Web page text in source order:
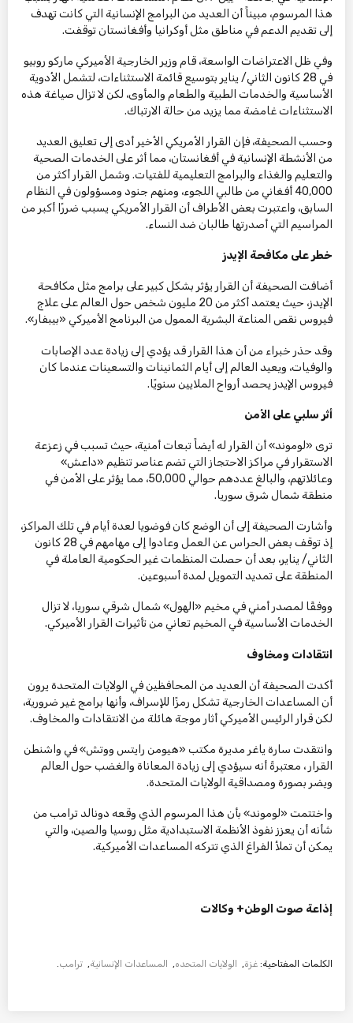
هذا المرسوم، مبيناً أن العديد من البرامج الإنسانية التي كانت تهدف
إلى تقديم الدعم في مناطق مثل أوكرانيا وأفغانستان توقفت.
وفي ظل الاعتراضات الواسعة، قام وزير الخارجية الأميركي ماركو روبيو
في 28 كانون الثاني/ يناير بتوسيع قائمة الاستثناءات، لتشمل الأدوية
الأساسية والخدمات الطبية والطعام والمأوى، لكن لا تزال صياغة هذه
الاستثناءات غامضة مما يزيد من حالة الارتباك.
وحسب الصحيفة، فإن القرار الأمريكي الأخير أدى إلى تعليق العديد
من الأنشطة الإنسانية في أفغانستان، مما أثر على الخدمات الصحية
والتعليم والغذاء والبرامج التعليمية للفتيات. وشمل القرار أكثر من
40,000 أفغاني من طالبي اللجوء، ومنهم جنود ومسؤولون في النظام
السابق، واعتبرت بعض الأطراف أن القرار الأمريكي يسبب ضررًا أكبر من
المراسيم التي أصدرتها طالبان ضد النساء.
خطر على مكافحة الإيدز
أضافت الصحيفة أن القرار يؤثر بشكل كبير على برامج مثل مكافحة
الإيدز، حيث يعتمد أكثر من 20 مليون شخص حول العالم على علاج
فيروس نقص المناعة البشرية الممول من البرنامج الأميركي «بيبفار».
وقد حذر خبراء من أن هذا القرار قد يؤدي إلى زيادة عدد الإصابات
والوفيات، ويعيد العالم إلى أيام الثمانينات والتسعينات عندما كان
فيروس الإيدز يحصد أرواح الملايين سنويًا.
أثر سلبي على الأمن
ترى «لوموند» أن القرار له أيضاً تبعات أمنية، حيث تسبب في زعزعة
الاستقرار في مراكز الاحتجاز التي تضم عناصر تنظيم «داعش»
وعائلاتهم، والبالغ عددهم حوالي 50,000، مما يؤثر على الأمن في
منطقة شمال شرق سوريا.
وأشارت الصحيفة إلى أن الوضع كان فوضويا لعدة أيام في تلك المراكز،
إذ توقف بعض الحراس عن العمل وعادوا إلى مهامهم في 28 كانون
الثاني/ يناير، بعد أن حصلت المنظمات غير الحكومية العاملة في
المنطقة على تمديد التمويل لمدة أسبوعين.
ووفقًا لمصدر أمني في مخيم «الهول» شمال شرقي سوريا، لا تزال
الخدمات الأساسية في المخيم تعاني من تأثيرات القرار الأميركي.
انتقادات ومخاوف
أكدت الصحيفة أن العديد من المحافظين في الولايات المتحدة يرون
أن المساعدات الخارجية تشكل رمزًا للإسراف، وأنها برامج غير ضرورية،
لكن قرار الرئيس الأميركي أثار موجة هائلة من الانتقادات والمخاوف.
وانتقدت سارة ياغر مديرة مكتب «هيومن رايتس ووتش» في واشنطن
القرار ، معتبرةً أنه سيؤدي إلى زيادة المعاناة والغضب حول العالم
ويضر بصورة ومصداقية الولايات المتحدة.
واختتمت «لوموند» بأن هذا المرسوم الذي وقعه دونالد ترامب من
شأنه أن يعزز نفوذ الأنظمة الاستبدادية مثل روسيا والصين، والتي
يمكن أن تملأ الفراغ الذي تتركه المساعدات الأميركية.
إذاعة صوت الوطن+ وكالات
الكلمات المفتاحية: غزة, الولايات المتحده, المساعدات الإنسانية, ترامب